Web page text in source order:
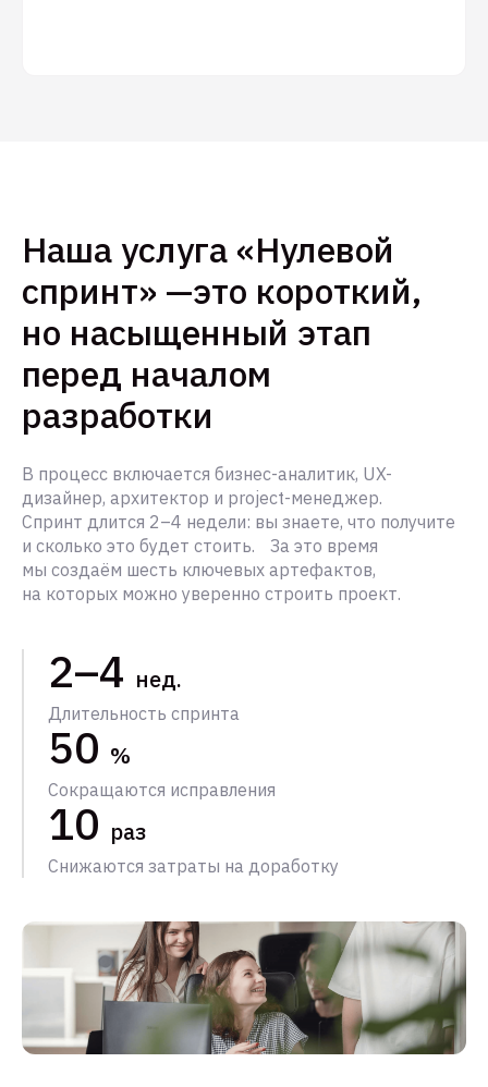
Наша услуга «Нулевой
спринт» —это короткий,
но насыщенный этап
перед началом
разработки
В процесс включается бизнес-аналитик, UX-
дизайнер, архитектор и project-менеджер.
Спринт длится 2–4 недели: вы знаете, что получите
и сколько это будет стоить. За это время
мы создаём шесть ключевых артефактов,
на которых можно уверенно строить проект.
2–4 нед.
Длительность спринта
50 %
Сокращаются исправления
10 раз
Снижаются затраты на доработку